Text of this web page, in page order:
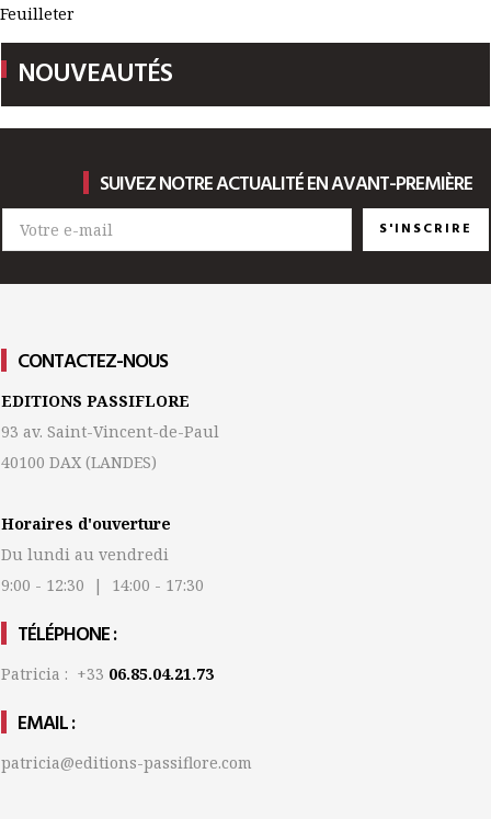
Feuilleter
NOUVEAUTÉS
SUIVEZ NOTRE ACTUALITÉ EN AVANT-PREMIÈRE
S'INSCRIRE
CONTACTEZ-NOUS
EDITIONS PASSIFLORE
93 av. Saint-Vincent-de-Paul
40100 DAX (LANDES)
Horaires d'ouverture
Du lundi au vendredi
9:00 - 12:30 | 14:00 - 17:30
TÉLÉPHONE :
Patricia : +33 06.85.04.21.73
EMAIL :
patricia@editions-passiflore.com